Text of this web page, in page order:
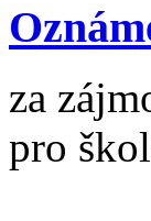
za
pro